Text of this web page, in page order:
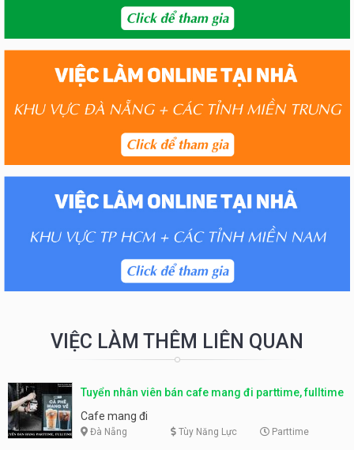
VIỆC LÀM THÊM LIÊN QUAN
Tuyển nhân viên bán cafe mang đi parttime, fulltime
Cafe mang đi
Đà Nẵng Tùy Năng Lực Parttime